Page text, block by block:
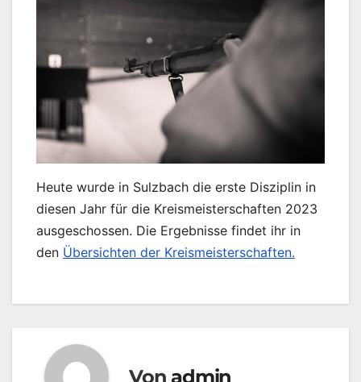
Heute wurde in Sulzbach die erste Disziplin in
diesen Jahr für die Kreismeisterschaften 2023
ausgeschossen. Die Ergebnisse findet ihr in
den Übersichten der Kreismeisterschaften.
Von admin